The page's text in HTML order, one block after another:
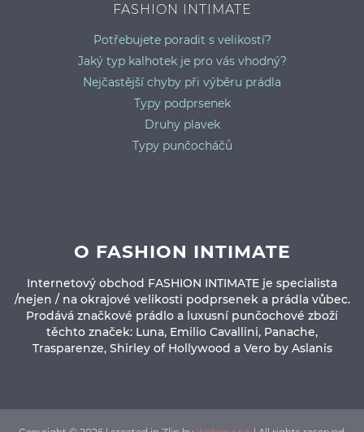
FASHION INTIMATE
Potřebujete poradit s velikostí?
Jaký typ kalhotek je pro vás vhodný?
Nejčastější chyby při výběru prádla
Typy podprsenek
Druhy plavek
Typy punčocháčů
O FASHION INTIMATE
Internetový obchod FASHION INTIMATE je specialista
/nejen / na okrajové velikosti podprsenek a prádla vůbec.
Prodává značkové prádlo a luxusní punčochové zboží
těchto značek: Luna, Emilio Cavallini, Panache,
Trasparenze, Shirley of Hollywood a Vero by Aslanis